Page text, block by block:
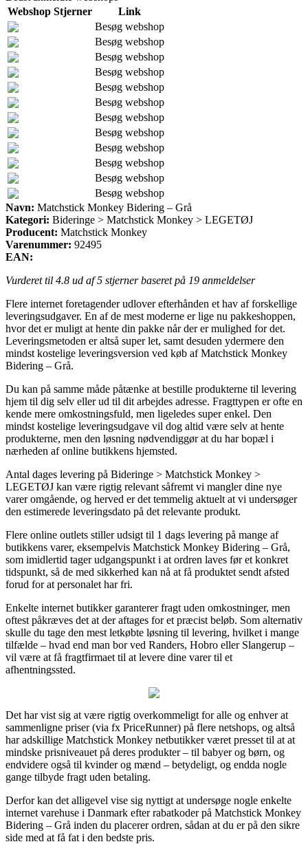
Webshop Stjerner
Link
Besøg webshop
Besøg webshop
Besøg webshop
Besøg webshop
Besøg webshop
Besøg webshop
Besøg webshop
Besøg webshop
Besøg webshop
Besøg webshop
Besøg webshop
Besøg webshop
Navn: Matchstick Monkey Bidering – Grå
Kategori: Bideringe > Matchstick Monkey > LEGETØJ
Producent: Matchstick Monkey
Varenummer: 92495
EAN:
Vurderet til 4.8 ud af 5 stjerner baseret på 19 anmeldelser
Flere internet foretagender udlover efterhånden et hav af forskellige
leveringsudgaver. En af de mest moderne er lige nu pakkeshoppen,
hvor det er muligt at hente din pakke når der er mulighed for det.
Leveringsmetoden er altså super let, samt desuden ydermere den
mindst kostelige leveringsversion ved køb af Matchstick Monkey
Bidering – Grå.
Du kan på samme måde påtænke at bestille produkterne til levering
hjem til dig selv eller ud til dit arbejdes adresse. Fragttypen er ofte en
kende mere omkostningsfuld, men ligeledes super enkel. Den
mindst kostelige leveringsudgave vil dog altid være selv at hente
produkterne, men den løsning nødvendiggør at du har bopæl i
nærheden af online butikkens hjemsted.
Antal dages levering på Bideringe > Matchstick Monkey >
LEGETØJ kan være rigtig relevant såfremt vi mangler dine nye
varer omgående, og herved er det temmelig aktuelt at vi undersøger
den estimerede leveringsdato på det relevante produkt.
Flere online outlets stiller udsigt til 1 dags levering på mange af
butikkens varer, eksempelvis Matchstick Monkey Bidering – Grå,
som imidlertid tager udgangspunkt i at ordren laves før et konkret
tidspunkt, så de med sikkerhed kan nå at få produktet sendt afsted
forud for at personalet har fri.
Enkelte internet butikker garanterer fragt uden omkostninger, men
oftest påkræves det at der aftages for et præcist beløb. Som alternativ
skulle du tage den mest letkøbte løsning til levering, hvilket i mange
tilfælde – hvad end man bor ved Randers, Hobro eller Slangerup –
vil være at få fragtfirmaet til at levere dine varer til et
afhentningssted.
Det har vist sig at være rigtig overkommeligt for alle og enhver at
sammenligne priser (via fx PriceRunner) på flere netshops, og altså
har adskillige Matchstick Monkey netbutikker været presset til at at
mindske prisniveauet på deres produkter – til babyer og børn, og
endvidere også til kvinder og mænd – betydeligt, og endda nogle
gange tilbyde fragt uden betaling.
Derfor kan det alligevel vise sig nyttigt at undersøge nogle enkelte
internet varehuse i Danmark efter rabatkoder på Matchstick Monkey
Bidering – Grå inden du placerer ordren, sådan at du er på den sikre
side med at få fat i den bedste pris.